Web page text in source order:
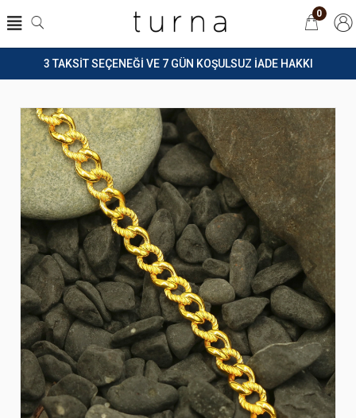
3 TAKSİT SEÇENEĞİ VE 7 GÜN KOŞULSUZ İADE HAKKI
0